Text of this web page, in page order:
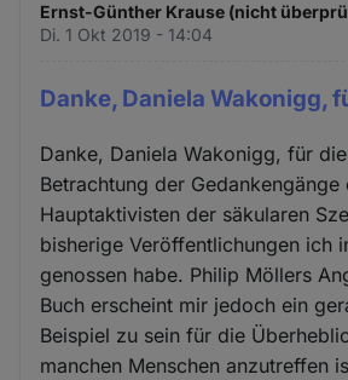
Ernst-Günther Krause (nicht
Di. 1 Okt 2019 - 14:04
Danke, Daniela Wakonigg,
Danke, Daniela Wakonigg, für
Betrachtung der Gedankengänge
Hauptaktivisten der säkularen
bisherige Veröffentlichungen ich
genossen habe. Philip Möllers
Buch erscheint mir jedoch ein
Beispiel zu sein für die
manchen Menschen anzutreffen